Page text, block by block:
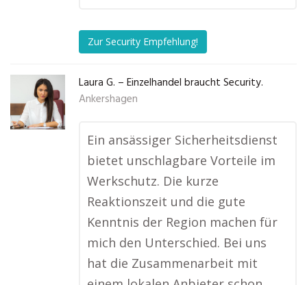
Zur Security Empfehlung!
Laura G. – Einzelhandel braucht Security.
Ankershagen
Ein ansässiger Sicherheitsdienst
bietet unschlagbare Vorteile im
Werkschutz. Die kurze
Reaktionszeit und die gute
Kenntnis der Region machen für
mich den Unterschied. Bei uns
hat die Zusammenarbeit mit